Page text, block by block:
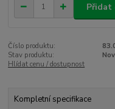
Přidat
Číslo produktu:
Stav produktu:
Hlídat cenu / dostupnost
Kompletní specifikace